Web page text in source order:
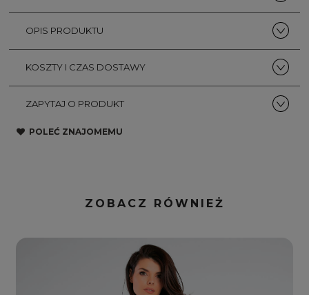
OPIS PRODUKTU
KOSZTY I CZAS DOSTAWY
ZAPYTAJ O PRODUKT
POLEĆ ZNAJOMEMU
ZOBACZ RÓWNIEŻ